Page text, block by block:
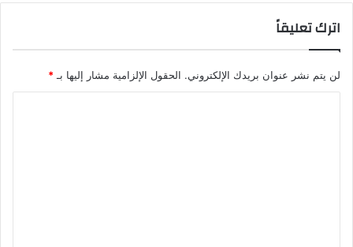
اترك تعليقاً
لن يتم نشر عنوان بريدك الإلكتروني. الحقول الإلزامية مشار إليها بـ *